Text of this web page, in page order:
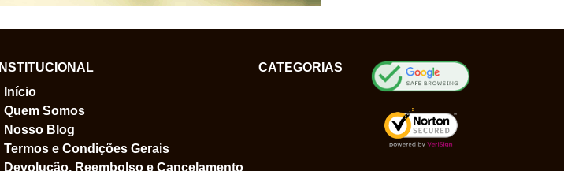
INSTITUCIONAL
Início
Quem Somos
Nosso Blog
Termos e Condições Gerais
Devolução, Reembolso e Cancelamento
CATEGORIAS